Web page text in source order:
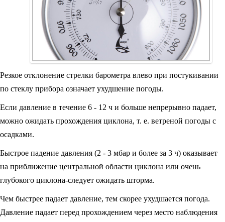
Резкое отклонение стрелки барометра влево при постукивании
по стеклу прибора означает ухудшение погоды.
Если давление в течение 6 - 12 ч и больше непрерывно падает,
можно ожидать прохождения циклона, т. е. ветреной погоды с
осадками.
Быстрое падение давления (2 - 3 мбар и более за 3 ч) оказывает
на приближение центральной области циклона или очень
глубокого циклона-следует ожидать шторма.
Чем быстрее падает давление, тем скорее ухудшается погода.
Давление падает перед прохождением через место наблюдения